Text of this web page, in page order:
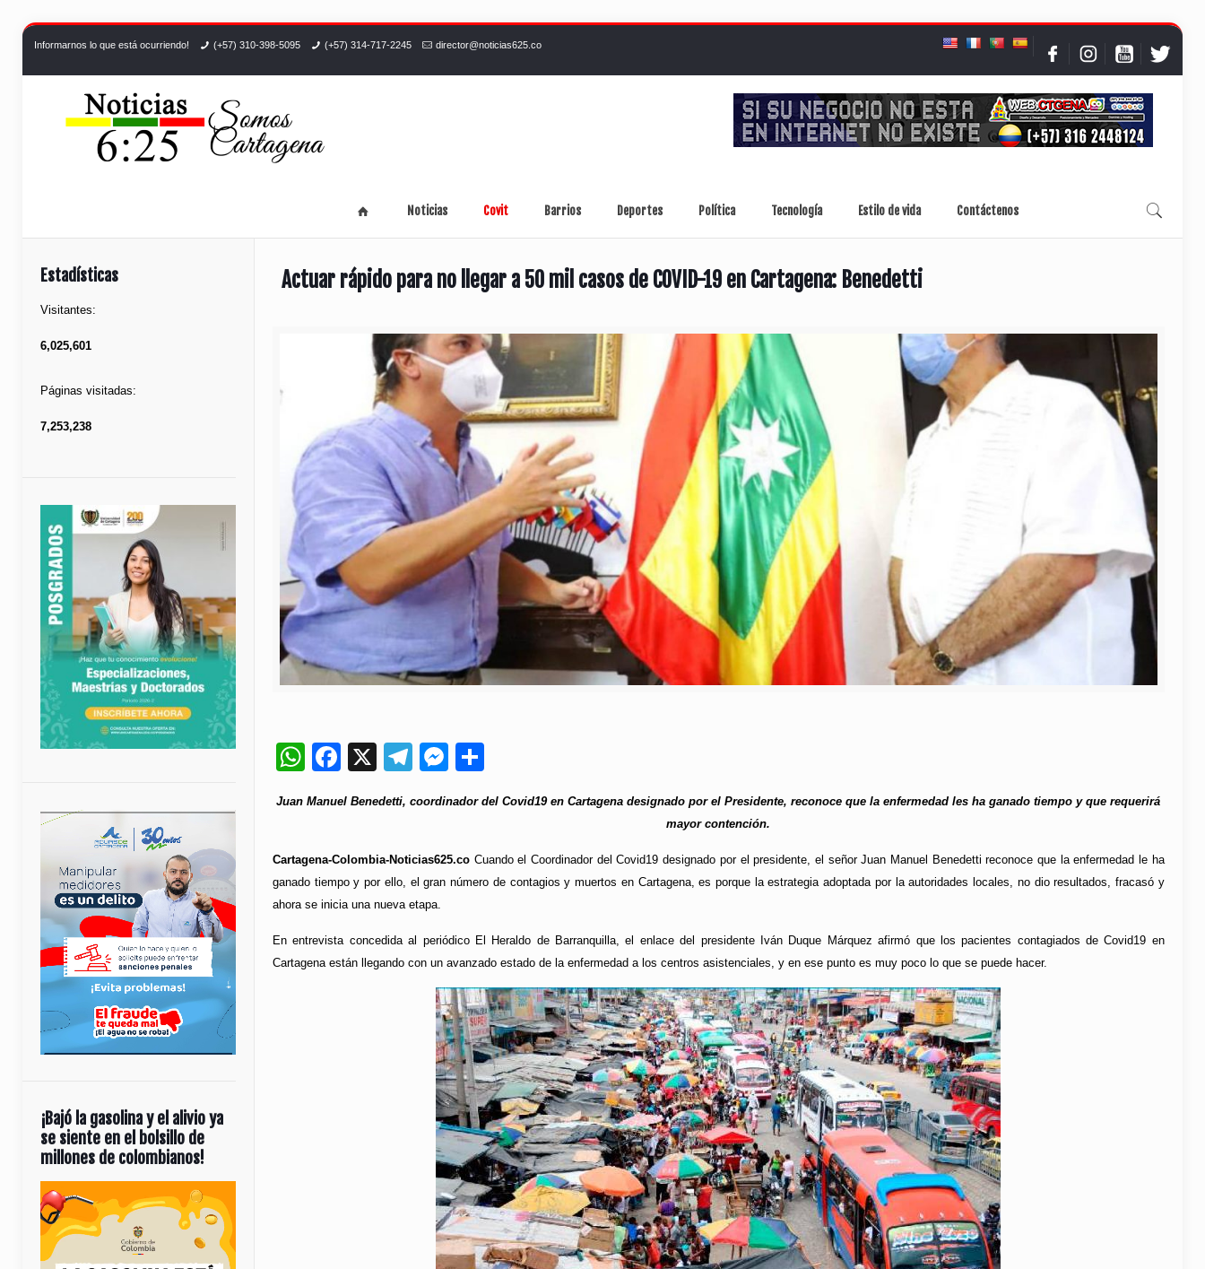
Informarnos lo que está ocurriendo! (+57) 310-398-5095 (+57) 314-717-2245 director@noticias625.co
Noticias Covit Barrios Deportes Política Tecnología Estilo de vida Contáctenos
Actuar rápido para no llegar a 50 mil casos de COVID-19 en Cartagena: Benedetti
WhatsApp
Facebook
X Telegram
Messenger
Juan Manuel Benedetti, coordinador del Covid19 en Cartagena designado por el Presidente, reconoce que la enfermedad les ha ganado tiempo y que requerirá
mayor contención.
Cartagena-Colombia-Noticias625.coCuando el Coordinador del Covid19 designado por el presidente, el señor Juan Manuel Benedetti reconoce que la enfermedad le ha
ganado tiempo y por ello, el gran número de contagios y muertos en Cartagena, es porque la estrategia adoptada por la autoridades locales, no dio resultados, fracasó y
ahora se inicia una nueva etapa.
En entrevista concedida al periódico El Heraldo de Barranquilla, el enlace del presidente Iván Duque Márquez afirmó que los pacientes contagiados de Covid19 en
Cartagena están llegando con un avanzado estado de la enfermedad a los centros asistenciales, y en ese punto es muy poco lo que se puede hacer.
Estadísticas
Visitantes:
6,025,601
Páginas visitadas:
7,253,238
¡Bajó la gasolina y el alivio ya
se siente en el bolsillo de
millones de colombianos!
Reproductor
de
vídeo